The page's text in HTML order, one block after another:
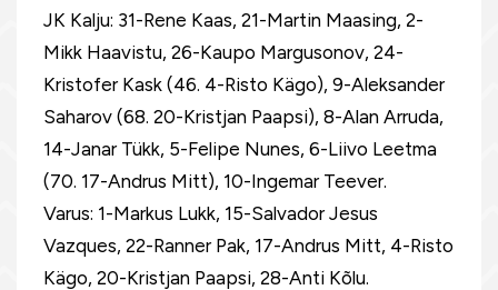
JK Kalju: 31-Rene Kaas, 21-Martin Maasing, 2-
Mikk Haavistu, 26-Kaupo Margusonov, 24-
Kristofer Kask (46. 4-Risto Kägo), 9-Aleksander
Saharov (68. 20-Kristjan Paapsi), 8-Alan Arruda,
14-Janar Tükk, 5-Felipe Nunes, 6-Liivo Leetma
(70. 17-Andrus Mitt), 10-Ingemar Teever.
Varus: 1-Markus Lukk, 15-Salvador Jesus
Vazques, 22-Ranner Pak, 17-Andrus Mitt, 4-Risto
Kägo, 20-Kristjan Paapsi, 28-Anti Kõlu.